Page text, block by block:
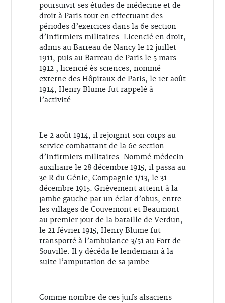
poursuivit ses études de médecine et de
droit à Paris tout en effectuant des
périodes d’exercices dans la 6e section
d’infirmiers militaires. Licencié en droit,
admis au Barreau de Nancy le 12 juillet
1911, puis au Barreau de Paris le 5 mars
1912 ; licencié ès sciences, nommé
externe des Hôpitaux de Paris, le 1er août
1914, Henry Blume fut rappelé à
l’activité.
Le 2 août 1914, il rejoignit son corps au
service combattant de la 6e section
d’infirmiers militaires. Nommé médecin
auxiliaire le 28 décembre 1915, il passa au
3e R du Génie, Compagnie 1/13, le 31
décembre 1915. Grièvement atteint à la
jambe gauche par un éclat d’obus, entre
les villages de Couvemont et Beaumont
au premier jour de la bataille de Verdun,
le 21 février 1915, Henry Blume fut
transporté à l’ambulance 3/51 au Fort de
Souville. Il y décéda le lendemain à la
suite l’amputation de sa jambe.
Comme nombre de ces juifs alsaciens